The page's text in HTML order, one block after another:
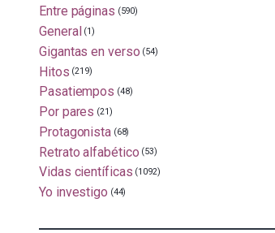
Entre páginas (590)
General (1)
Gigantas en verso (54)
Hitos (219)
Pasatiempos (48)
Por pares (21)
Protagonista (68)
Retrato alfabético (53)
Vidas científicas (1092)
Yo investigo (44)